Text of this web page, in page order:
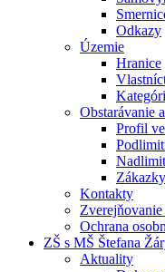
Odkazy
Územie
Hranice
Obstarávanie
Profil
Kontakty
Ochrana
ZŠ s MŠ Štefana
Aktuality